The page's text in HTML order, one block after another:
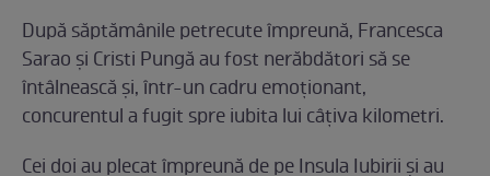
După săptămânile petrecute împreună, Francesca
Sarao și Cristi Pungă au fost nerăbdători să se
întâlnească și, într-un cadru emoționant,
concurentul a fugit spre iubita lui câțiva kilometri.
Cei doi au plecat împreună de pe Insula Iubirii și au